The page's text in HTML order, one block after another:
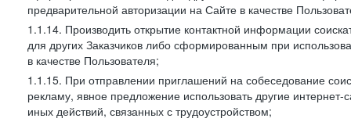
предварительной авторизации на Сайте в качестве
1.1.14. Производить открытие контактной информации
для других Заказчиков либо сформированным при
в качестве Пользователя;
1.1.15. При отправлении приглашений на собеседование
рекламу, явное предложение использовать другие
иных действий, связанных с трудоустройством;